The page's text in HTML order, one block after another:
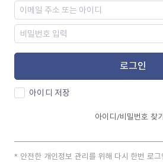
로그인
아이디 저장
아이디/비밀번호 찾기
안전한 개인정보 관리를 위해 다시 한번 로